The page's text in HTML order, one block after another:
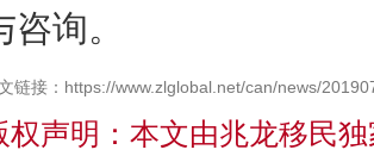
咨询。
链接：https://www.zlglobal.net/can/news/
权声明：本文由兆龙移民